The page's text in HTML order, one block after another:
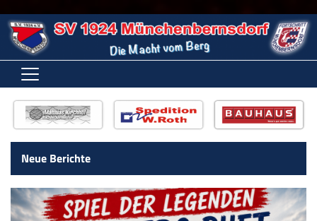
HOME
VEREIN
ABTEILUNGEN
VEREINSNEWS
Neue Berichte